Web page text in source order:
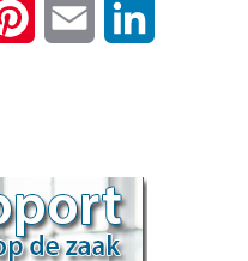
Pinterest Email